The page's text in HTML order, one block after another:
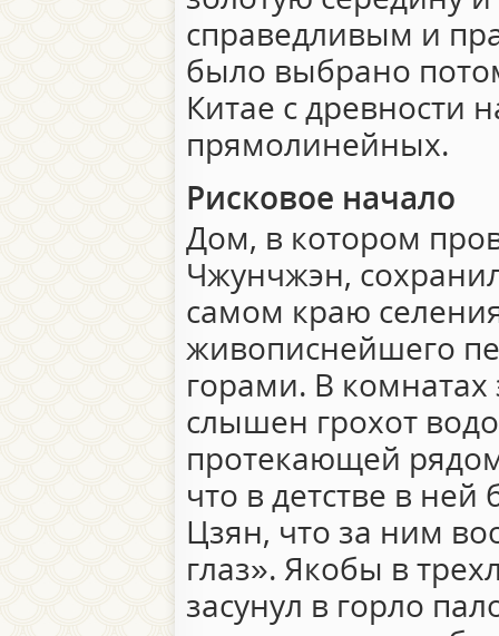
справедливым и
было выбрано
Китае с древности
прямолинейных.
Рисковое начало
Дом, в котором
Чжунчжэн,
самом краю
живописнейшего
горами. В комнатах
слышен грохот
протекающей
что в детстве в
Цзян, что за ним
глаз». Якобы в
засунул в горло